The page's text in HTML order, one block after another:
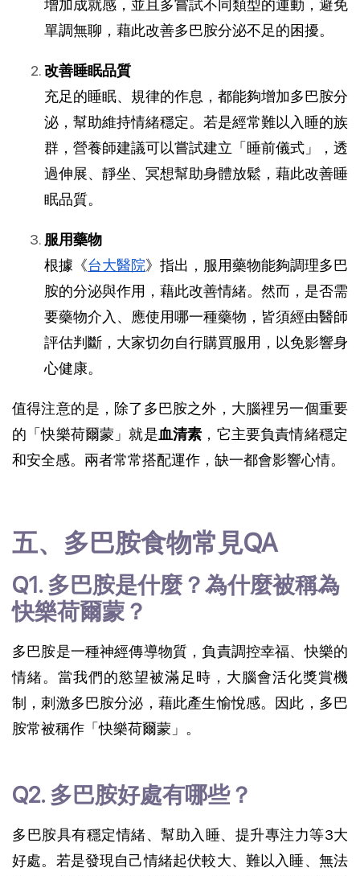
增加成就感，並且多嘗試不同類型的運動，避免
單調無聊，藉此改善多巴胺分泌不足的困擾。
改善睡眠品質
充足的睡眠、規律的作息，都能夠增加多巴胺分
泌，幫助維持情緒穩定。若是經常難以入睡的族
群，營養師建議可以嘗試建立「睡前儀式」，透
過伸展、靜坐、冥想幫助身體放鬆，藉此改善睡
眠品質。
服用藥物
根據 《台大醫院》指出，服用藥物能夠調理多巴
胺的分泌與作用，藉此改善情緒。 然而，是否需
要藥物介入、應使用哪一種藥物，皆須經由醫師
評估判斷，大家切勿自行購買服用，以免影響身
心健康。
值得注意的是，除了多巴胺之外，大腦裡另一個重要
的「快樂荷爾蒙」就是血清素 ，它主要負責情緒穩定
和安全感。兩者常常搭配運作，缺一都會影響心情。
五、多巴胺食物常見QA
Q1. 多巴胺是什麼？為什麼被稱為
快樂荷爾蒙？
多巴胺是一種神經傳導物質，負責調控幸福、快樂的
情緒。當我們的慾望被滿足時，大腦會活化獎賞機
制，刺激多巴胺分泌，藉此產生愉悅感。因此，多巴
胺常被稱作「快樂荷爾蒙」。
Q2. 多巴胺好處有哪些？
多巴胺具有穩定情緒、幫助入睡、提升專注力等3大
好處。若是發現自己情緒起伏較大、難以入睡、無法